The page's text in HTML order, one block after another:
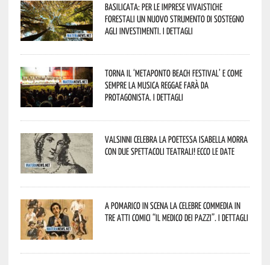
Basilicata: per le imprese vivaistiche
forestali un nuovo strumento di sostegno
agli investimenti. I dettagli
Torna il ‘Metaponto beach festival’ e come
sempre la musica reggae farà da
protagonista. I dettagli
Valsinni celebra la poetessa Isabella Morra
con due spettacoli teatrali! Ecco le date
A Pomarico in scena la celebre commedia in
tre atti comici “Il medico dei pazzi”. I dettagli